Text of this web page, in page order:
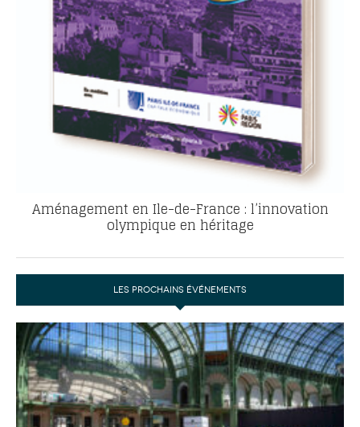
Aménagement en Ile-de-France : l’innovation
olympique en héritage
LES PROCHAINS ÉVÉNEMENTS